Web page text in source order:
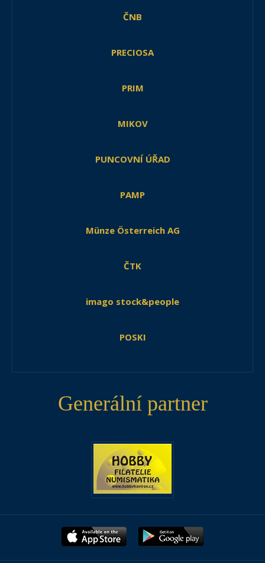
ČNB
PRECIOSA
PRIM
MIKOV
PUNCOVNÍ ÚŘAD
PAMP
Münze Österreich AG
ČTK
imago stock&people
POSKI
Generální partner